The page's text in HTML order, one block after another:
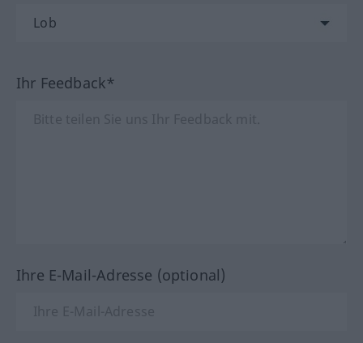
Ihr Feedback*
Ihre E-Mail-Adresse (optional)